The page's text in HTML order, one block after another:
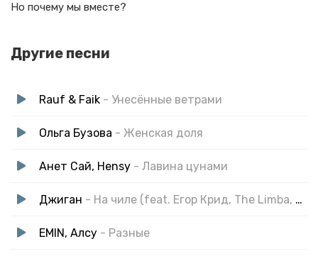
Но почему мы вместе?
Другие песни
Rauf & Faik - Унесённые ветрами
Ольга Бузова - Женская доля
Анет Сай, Hensy - Лавина цунами
Джиган - На чиле (feat. Егор Крид, The Limba, blago white, OG Buda, Тимати, SODA LUV, Гуф)
EMIN, Алсу - Разные